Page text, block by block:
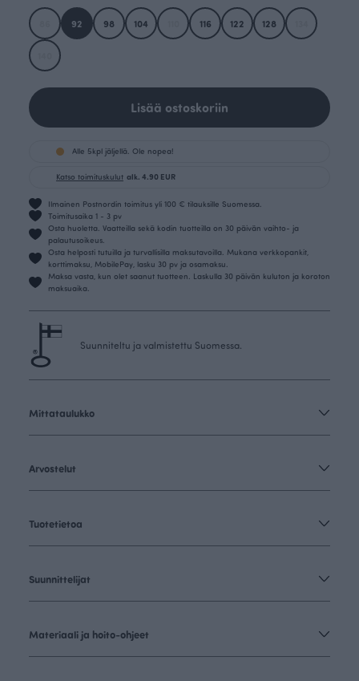
92 98 104 116 122 128
Lisää ostoskoriin
Alle 5kpl jäljellä. Ole nopea!
Katso toimituskulut alk. 4.90 EUR
Ilmainen Postnordin toimitus yli 100 € tilauksille Suomessa.
Toimitusaika 1 - 3 pv
Osta huoletta. Vaatteilla sekä kodin tuotteilla on 30 päivän vaihto- ja
palautusoikeus.
Osta helposti tutuilla ja turvallisilla maksutavoilla. Mukana verkkopankit,
korttimaksu, MobilePay, lasku 30 pv ja osamaksu.
Maksa vasta, kun olet saanut tuotteen. Laskulla 30 päivän kuluton ja koroton
maksuaika.
Suunniteltu ja valmistettu Suomessa.
Mittataulukko
Arvostelut
Tuotetietoa
Suunnittelijat
Materiaali ja hoito-ohjeet